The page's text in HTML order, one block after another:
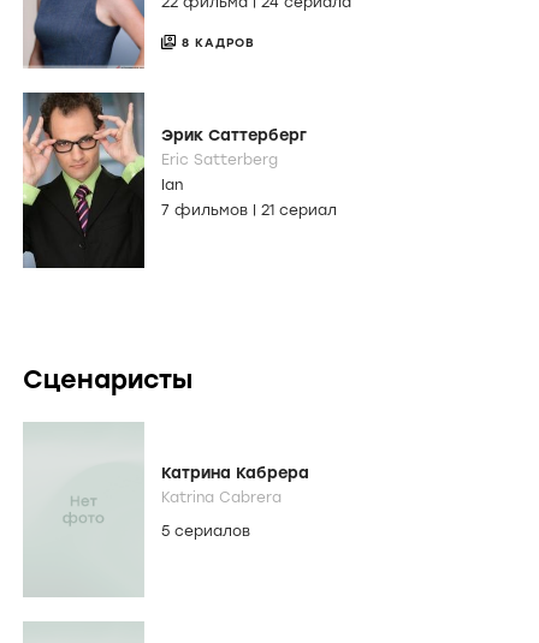
8 КАДРОВ
Эрик Саттерберг
Eric Satterberg
Ian
7 фильмов
21 сериал
Сценаристы
Катрина Кабрера
Katrina Cabrera
5 сериалов